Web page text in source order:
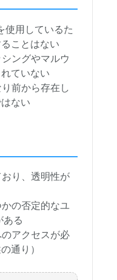
使用しているた
ことはない
ングやマルウ
ていない
前から存在し
ない
り、透明性が
の否定的なユ
ある
アクセスが必
通り）